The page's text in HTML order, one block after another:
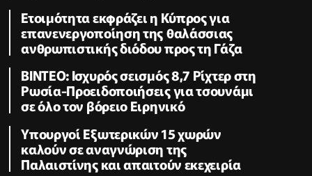
Ετοιμότητα εκφράζει η Κύπρος για
επανενεργοποίηση της θαλάσσιας
ανθρωπιστικής διόδου προς τη Γάζα
ΒΙΝΤΕΟ: Ισχυρός σεισμός 8,7 Ρίχτερ στη
Ρωσία-Προειδοποιήσεις για τσουνάμι
σε όλο τον βόρειο Ειρηνικό
Υπουργοί Εξωτερικών 15 χωρών
καλούν σε αναγνώριση της
Παλαιστίνης και απαιτούν εκεχειρία